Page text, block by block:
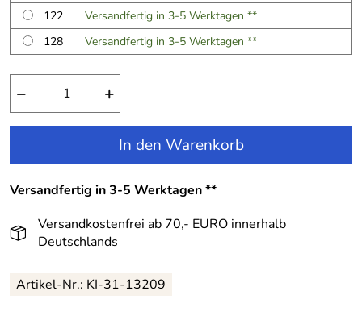
122
Versandfertig in 3-5 Werktagen **
128
Versandfertig in 3-5 Werktagen **
− +
In den Warenkorb
Versandfertig in 3-5 Werktagen **
Versandkostenfrei ab 70,- EURO innerhalb
Deutschlands
Artikel-Nr.: KI-31-13209